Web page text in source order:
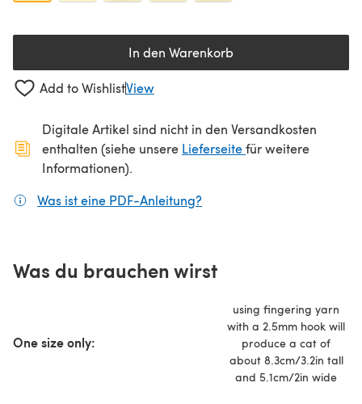
In den Warenkorb
Add to WishlistView
Digitale Artikel sind nicht in den Versandkosten
enthalten (siehe unsere Lieferseite(öffnet sich in
für weitere
Informationen).
Was ist eine PDF-Anleitung?
Was du brauchen wirst
One size only:
using fingering yarn
with a 2.5mm hook will
produce a cat of
about 8.3cm/3.2in tall
and 5.1cm/2in wide